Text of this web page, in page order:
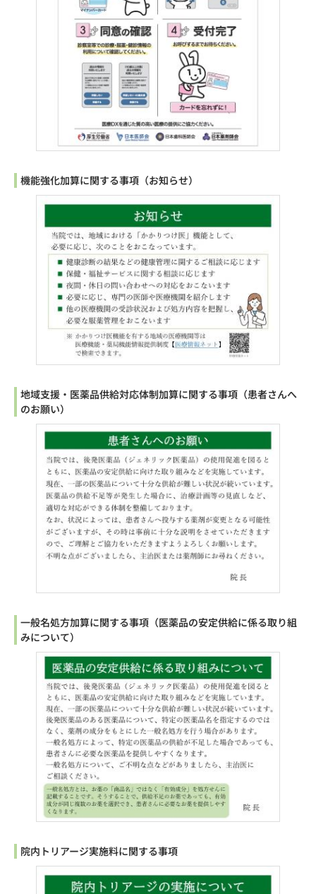
機能強化加算に関する事項（お知らせ）
地域支援・医薬品供給対応体制加算に関する事項（患者さんへ
のお願い）
一般名処方加算に関する事項（医薬品の安定供給に係る取り組
みについて）
院内トリアージ実施料に関する事項